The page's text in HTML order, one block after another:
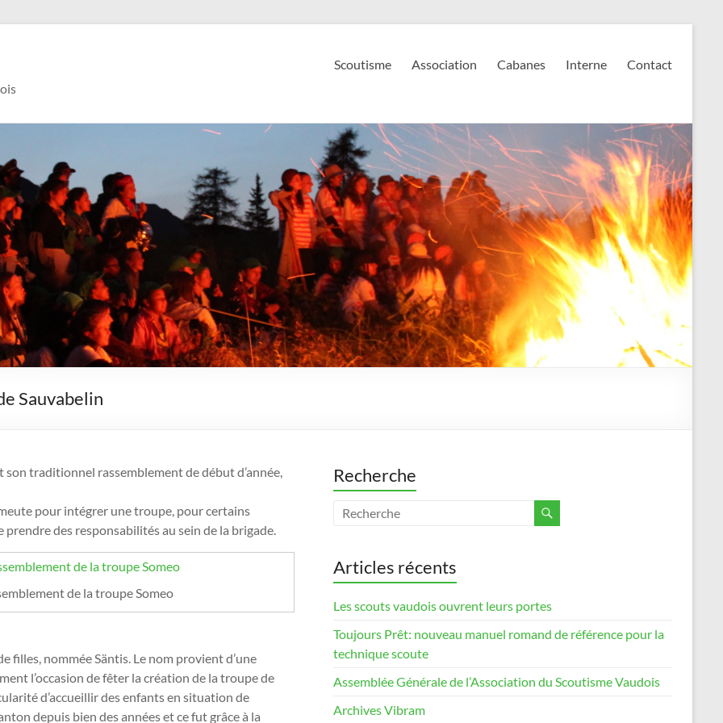
Scoutisme Association Cabanes Interne Contact
Sauvabelin
traditionnel rassemblement de début d’année,
pour intégrer une troupe, pour certains
des responsabilités au sein de la brigade.
de la troupe Someo
filles, nommée Säntis. Le nom provient d’une
l’occasion de fêter la création de la troupe de
d’accueillir des enfants en situation de
depuis bien des années et ce fut grâce à la
Recherche
Articles récents
Les scouts vaudois ouvrent leurs portes
Toujours Prêt: nouveau manuel romand de référence pour la
technique scoute
Assemblée Générale de l’Association du Scoutisme Vaudois
Archives Vibram